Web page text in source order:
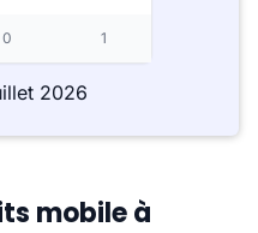
0 1
2026
mobile à